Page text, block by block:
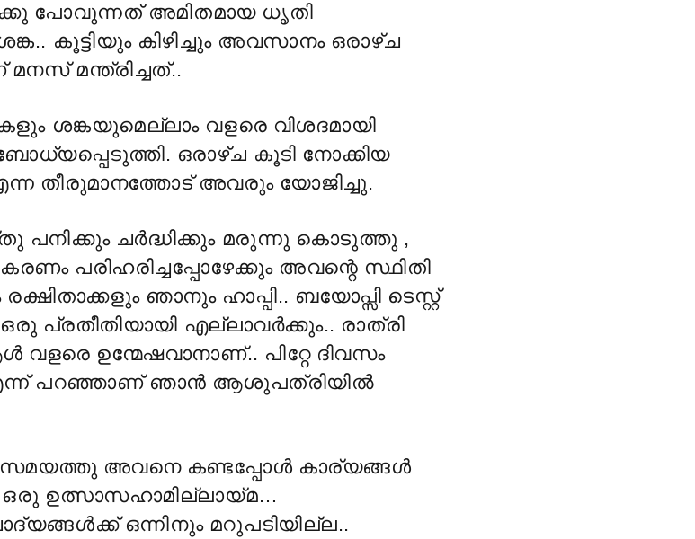
പോവുന്നത് അമിതമായ ധൃതി
കൂട്ടിയും കിഴിച്ചും അവസാനം ഒരാഴ്ച
മനസ് മന്ത്രിച്ചത്..
ശങ്കയുമെല്ലാം വളരെ വിശദമായി
ഒരാഴ്ച കൂടി നോക്കിയ
തീരുമാനത്തോട് അവരും യോജിച്ചു.
പനിക്കും ചർദ്ധിക്കും മരുന്നു കൊടുത്തു ,
പരിഹരിച്ചപ്പോഴേക്കും അവന്റെ സ്ഥിതി
ഞാനും ഹാപ്പി.. ബയോപ്സി ടെസ്റ്റ്‌
പ്രതീതിയായി എല്ലാവർക്കും.. രാത്രി
ഉന്മേഷവാനാണ്.. പിറ്റേ ദിവസം
എന്ന് പറഞ്ഞാണ് ഞാൻ ആശുപത്രിയിൽ
സമയത്തു അവനെ കണ്ടപ്പോൾ കാര്യങ്ങൾ
ഉത്സാസഹാമില്ലായ്മ…
ഒന്നിനും മറുപടിയില്ല..